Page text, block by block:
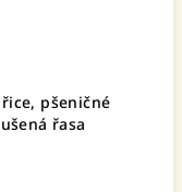
pšeničné
řasa